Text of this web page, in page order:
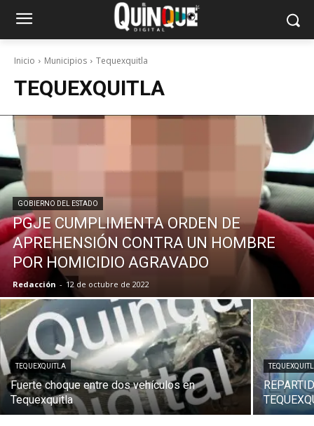
Inicio Municipios Tequexquitla
TEQUEXQUITLA
GOBIERNO DEL ESTADO
PGJE CUMPLIMENTA ORDEN DE
APREHENSIÓN CONTRA UN HOMBRE
POR HOMICIDIO AGRAVADO
Redacción - 12 de octubre de 2022
TEQUEXQUITLA
Fuerte choque entre dos vehículos en
Tequexquitla